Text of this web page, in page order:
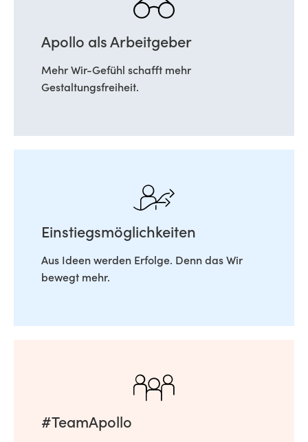
Apollo als Arbeitgeber
Mehr Wir-Gefühl schafft mehr
Gestaltungsfreiheit.
Einstiegsmöglichkeiten
Aus Ideen werden Erfolge. Denn das Wir
bewegt mehr.
#TeamApollo